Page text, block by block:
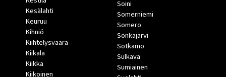
Kesälahti
Keuruu
Kihniö
Kiihtelysvaara
Kiikala
Kiikka
Kiikoinen
Soini
Somerniemi
Somero
Sonkajärvi
Sotkamo
Sulkava
Sumiainen